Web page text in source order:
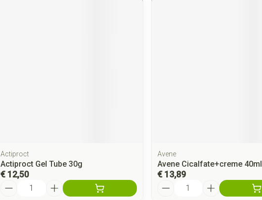
Actiproct
Actiproct Gel Tube 30g
€ 12,50
Avene
Avene Cicalfate+creme 40ml
€ 13,89